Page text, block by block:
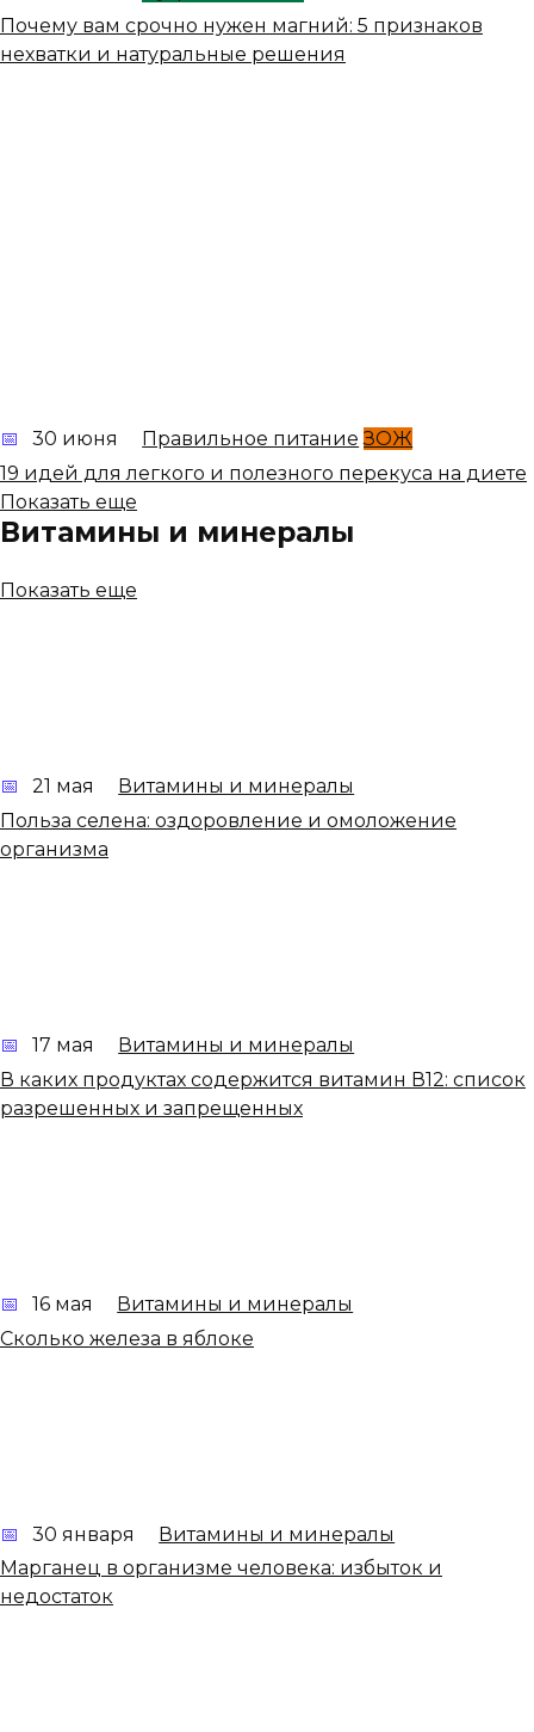
Почему вам срочно нужен магний: 5 признаков
нехватки и натуральные решения
30 июня Правильное питание ЗОЖ
19 идей для легкого и полезного перекуса на диете
Показать еще
Витамины и минералы
Показать еще
21 мая
Витамины и минералы
Польза селена: оздоровление и омоложение
организма
17 мая
Витамины и минералы
В каких продуктах содержится витамин В12: список
разрешенных и запрещенных
16 мая
Витамины и минералы
Сколько железа в яблоке
30 января
Витамины и минералы
Марганец в организме человека: избыток и
недостаток